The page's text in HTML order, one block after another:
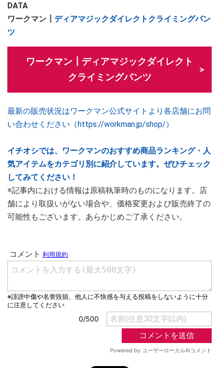
DATA
ワークマン┃ ディアマジックダイレクトクライミングパン
ツ
ワークマン┃ディアマジックダイレクト
クライミングパンツ
最新の販売状況はワークマン公式サイトより各店舗にお問
い合わせください（https://workman.jp/shop/）
イチオシでは、ワークマンのおすすめ商品ランキング・人
気アイテムをカテゴリ別に紹介しています。ぜひチェック
してみてください！
※記事内における情報は原稿執筆時のものになります。店
舗により取扱いがない場合や、価格変更および販売終了の
可能性もございます。あらかじめご了承ください。